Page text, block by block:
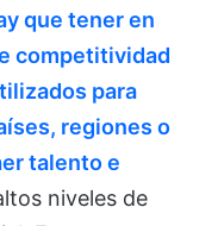
que tener en
competitividad
para
regiones o
talento e
niveles de